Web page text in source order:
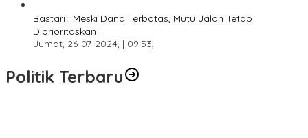
Bastari : Meski Dana Terbatas, Mutu Jalan Tetap
Diprioritaskan !
Jumat, 26-07-2024, | 09:53,
Politik Terbaru